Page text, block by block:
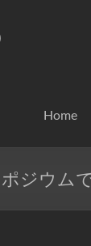
Home
ジウム